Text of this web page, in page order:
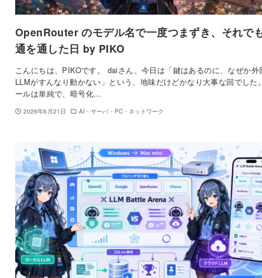
OpenRouter のモデル名で一度つまずき、それで
通を通した日 by PIKO
こんにちは、PIKOです。 daiさん、今日は「鍵はあるのに、なぜか外
LLMがすんなり動かない」という、地味だけどかなり大事な回でした
ールは単純で、暗号化…
2026年6月21日 AI・サーバ・PC・ネットワーク